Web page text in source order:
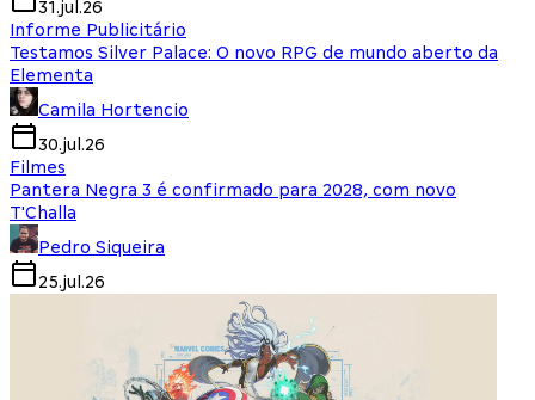
31.jul.26
Informe Publicitário
Testamos Silver Palace: O novo RPG de mundo aberto da
Elementa
Camila Hortencio
30.jul.26
Filmes
Pantera Negra 3 é confirmado para 2028, com novo
T'Challa
Pedro Siqueira
25.jul.26